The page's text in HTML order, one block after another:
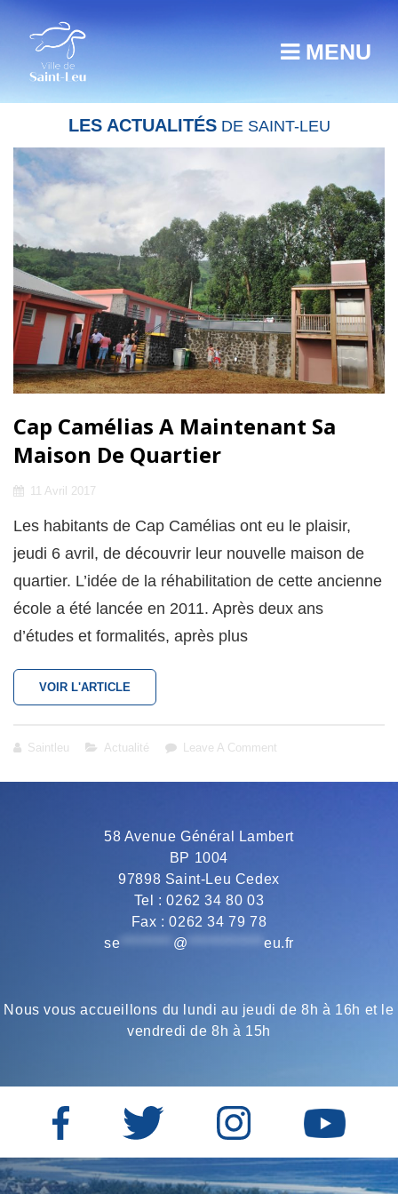
MENU
LES ACTUALITÉSDE SAINT-LEU
Cap Camélias A Maintenant Sa
Maison De Quartier
Posted
11 Avril 2017
Les habitants de Cap Camélias ont eu le plaisir,
jeudi 6 avril, de découvrir leur nouvelle maison de
quartier. L’idée de la réhabilitation de cette ancienne
école a été lancée en 2011. Après deux ans
d’études et formalités, après plus
VOIR L'ARTICLE
CAMÉLIAS
SA
Saintleu
Cat
Actualité Leave A Comment
58 Avenue Général Lambert
BP 1004
97898 Saint-Leu Cedex
Tel : 0262 34 80 03
Fax : 0262 34 79 78
se
@ *************eu.fr
Nous vous accueillons du lundi au jeudi de 8h à 16h et le
vendredi de 8h à 15h